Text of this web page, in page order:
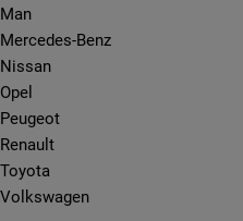
Man
Mercedes-Benz
Nissan
Opel
Peugeot
Renault
Toyota
Volkswagen